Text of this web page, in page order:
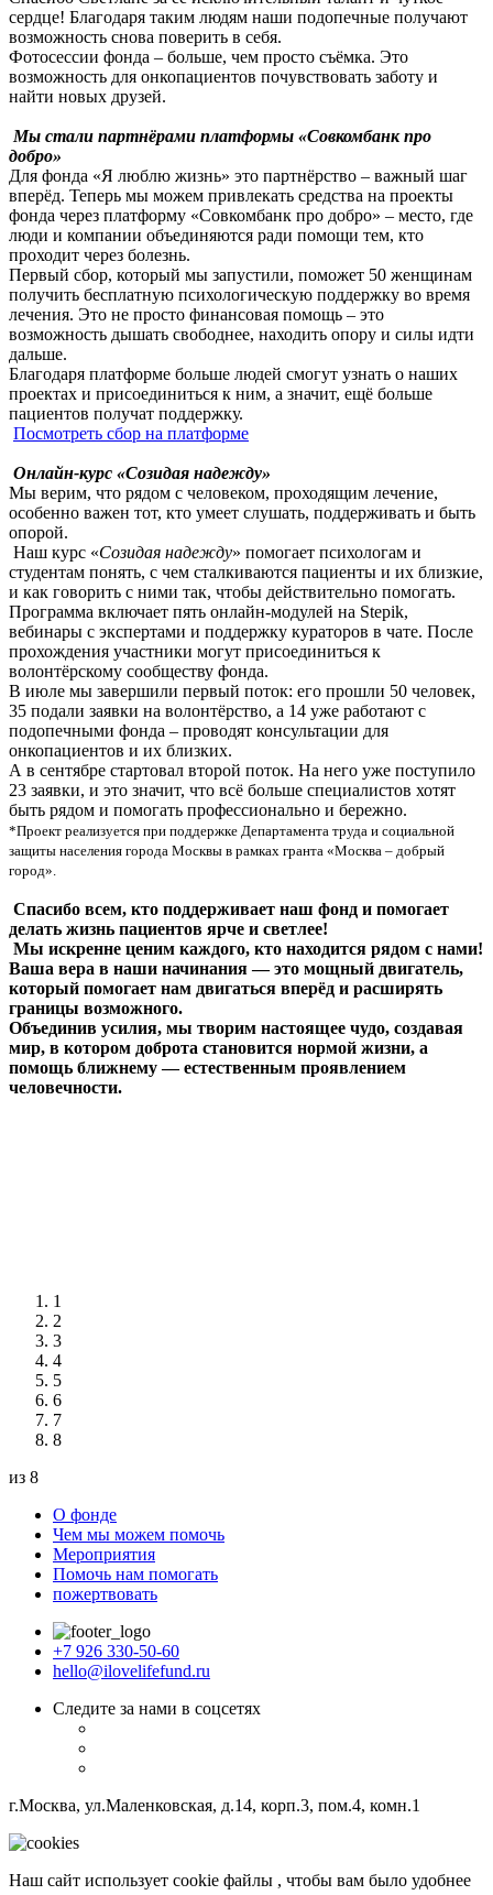
сердце! Благодаря таким людям наши подопечные получают
возможность снова поверить в себя.
Фотосессии фонда – больше, чем просто съёмка. Это
возможность для онкопациентов почувствовать заботу и
найти новых друзей.
Мы стали партнёрами платформы «Совкомбанк про
добро»
Для фонда «Я люблю жизнь» это партнёрство – важный шаг
вперёд. Теперь мы можем привлекать средства на проекты
фонда через платформу «Совкомбанк про добро» – место, где
люди и компании объединяются ради помощи тем, кто
проходит через болезнь.
Первый сбор, который мы запустили, поможет 50 женщинам
получить бесплатную психологическую поддержку во время
лечения. Это не просто финансовая помощь – это
возможность дышать свободнее, находить опору и силы идти
дальше.
Благодаря платформе больше людей смогут узнать о наших
проектах и присоединиться к ним, а значит, ещё больше
пациентов получат поддержку.
Посмотреть сбор на платформе
Онлайн-курс «Созидая надежду»
Мы верим, что рядом с человеком, проходящим лечение,
особенно важен тот, кто умеет слушать, поддерживать и быть
опорой.
Наш курс «Созидая надежду» помогает психологам и
студентам понять, с чем сталкиваются пациенты и их близкие,
и как говорить с ними так, чтобы действительно помогать.
Программа включает пять онлайн-модулей на Stepik,
вебинары с экспертами и поддержку кураторов в чате. После
прохождения участники могут присоединиться к
волонтёрскому сообществу фонда.
В июле мы завершили первый поток: его прошли 50 человек,
35 подали заявки на волонтёрство, а 14 уже работают с
подопечными фонда – проводят консультации для
онкопациентов и их близких.
А в сентябре стартовал второй поток. На него уже поступило
23 заявки, и это значит, что всё больше специалистов хотят
быть рядом и помогать профессионально и бережно.
*Проект реализуется при поддержке Департамента труда и социальной
защиты населения города Москвы в рамках гранта «Москва – добрый
город».
Спасибо всем, кто поддерживает наш фонд и помогает
делать жизнь пациентов ярче и светлее!
Мы искренне ценим каждого, кто находится рядом с нами!
Ваша вера в наши начинания — это мощный двигатель,
который помогает нам двигаться вперёд и расширять
границы возможного.
Объединив усилия, мы творим настоящее чудо, создавая
мир, в котором доброта становится нормой жизни, а
помощь ближнему — естественным проявлением
человечности.
1
2
3
4
5
6
7
8
из 8
О фонде
Чем мы можем помочь
Мероприятия
Помочь нам помогать
пожертвовать
+7 926 330-50-60
hello@ilovelifefund.ru
Следите за нами в соцсетях
г.Москва, ул.Маленковская, д.14, корп.3, пом.4, комн.1
Наш сайт использует cookie файлы , чтобы вам было удобнее